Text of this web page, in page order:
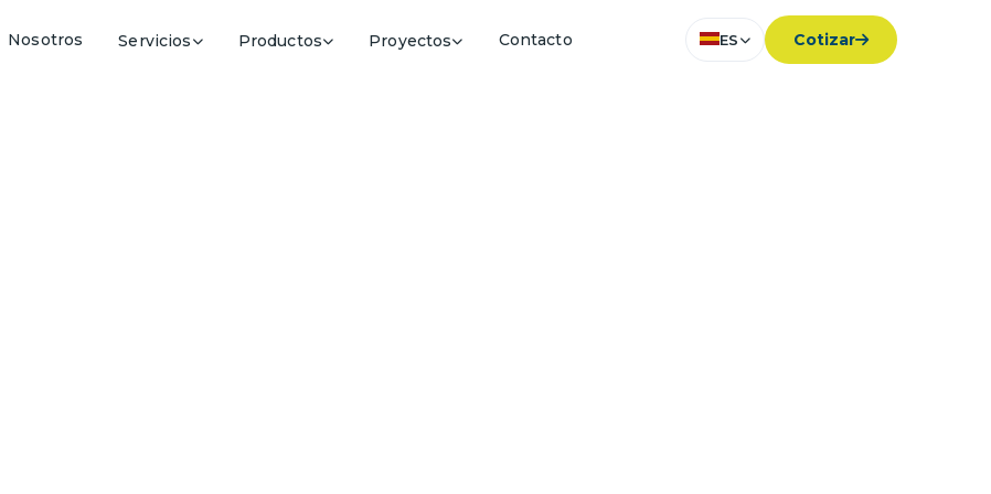
Nosotros Servicios Productos Proyectos Contacto ES Cotizar